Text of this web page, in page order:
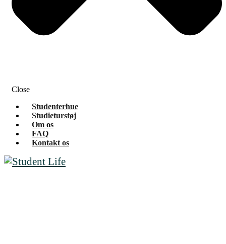
Close
Studenterhue
Studieturstøj
Om os
FAQ
Kontakt os